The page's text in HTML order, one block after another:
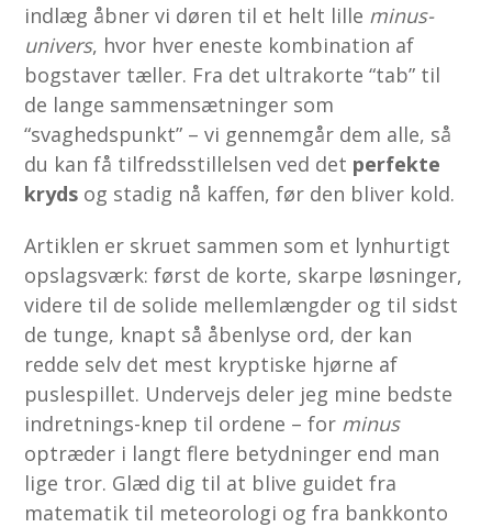
indlæg åbner vi døren til et helt lille minus-
univers, hvor hver eneste kombination af
bogstaver tæller. Fra det ultrakorte “tab” til
de lange sammensætninger som
“svaghedspunkt” – vi gennemgår dem alle, så
du kan få tilfredsstillelsen ved det perfekte
kryds og stadig nå kaffen, før den bliver kold.
Artiklen er skruet sammen som et lynhurtigt
opslagsværk: først de korte, skarpe løsninger,
videre til de solide mellemlængder og til sidst
de tunge, knapt så åbenlyse ord, der kan
redde selv det mest kryptiske hjørne af
puslespillet. Undervejs deler jeg mine bedste
indretnings­-knep til ordene – for minus
optræder i langt flere betydninger end man
lige tror. Glæd dig til at blive guidet fra
matematik til meteorologi og fra bankkonto